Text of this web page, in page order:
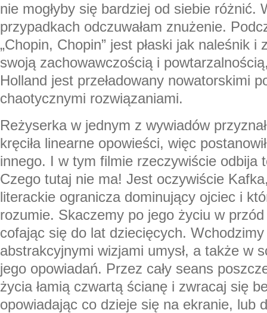
nie mogłyby się bardziej od siebie różnić.
przypadkach odczuwałam znużenie.
„Chopin, Chopin” jest płaski jak naleśnik
swoją zachowawczością i
Holland jest przeładowany nowatorskimi
chaotycznymi rozwiązaniami.
Reżyserka w jednym z wywiadów
kręciła linearne opowieści, więc
innego. I w tym filmie rzeczywiście odbija
Czego tutaj nie ma! Jest oczywiście
literackie ogranicza dominujący ojciec i
rozumie. Skaczemy po jego życiu w przód
cofając się do lat dziecięcych. Wchodzimy
abstrakcyjnymi wizjami umysł, a także w
jego opowiadań. Przez cały seans
życia łamią czwartą ścianę i zwracaj się
opowiadając co dzieje się na ekranie, lub